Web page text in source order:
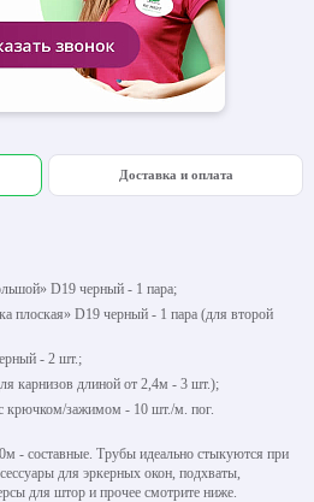
Доставка и оплата
D19 черный - 1 пара;
плоская» D19 черный - 1 пара (для второй
- 2 шт.;
карнизов длиной от 2,4м - 3 шт.);
крючком/зажимом - 10 шт./м. пог.
- составные. Трубы идеально стыкуются при
для эркерных окон, подхваты,
для штор и прочее смотрите ниже.